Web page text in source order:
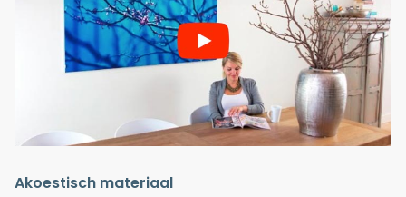
Akoestisch materiaal